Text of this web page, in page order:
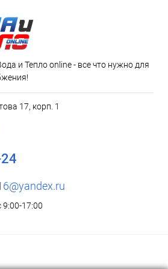
и Тепло online - все что нужно для
17, корп. 1
9:00-17:00